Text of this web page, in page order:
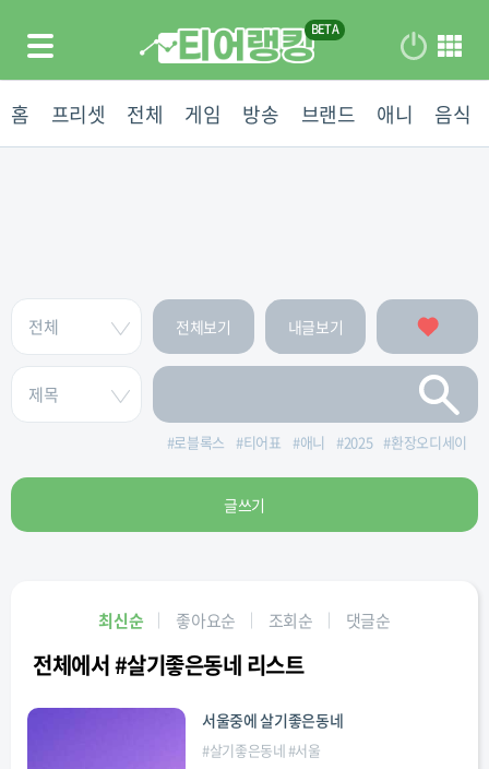
홈 프리셋 전체 게임 방송 브랜드 애니 음식
전체보기 내글보기
#로블록스 #티어표 #애니 #2025 #환장오디세이
글쓰기
최신순 좋아요순 조회순 댓글순
전체에서 #살기좋은동네 리스트
서울중에 살기좋은동네
#살기좋은동네#서울